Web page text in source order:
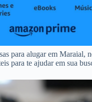
para alugar em Maraial,
para te ajudar em sua